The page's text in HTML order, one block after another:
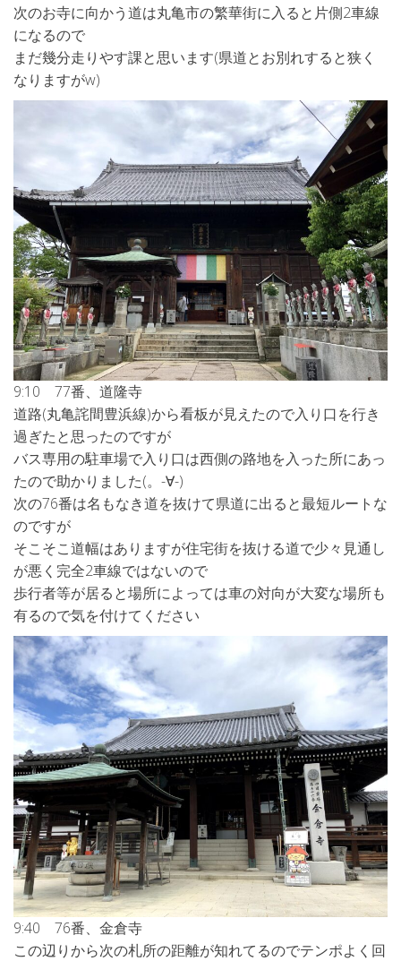
次のお寺に向かう道は丸亀市の繁華街に入ると片側2車線
になるので
まだ幾分走りやす課と思います(県道とお別れすると狭く
なりますがw)
9:10 77番、道隆寺
道路(丸亀詫間豊浜線)から看板が見えたので入り口を行き
過ぎたと思ったのですが
バス専用の駐車場で入り口は西側の路地を入った所にあっ
たので助かりました(。-∀-)
次の76番は名もなき道を抜けて県道に出ると最短ルートな
のですが
そこそこ道幅はありますが住宅街を抜ける道で少々見通し
が悪く完全2車線ではないので
歩行者等が居ると場所によっては車の対向が大変な場所も
有るので気を付けてください
9:40 76番、金倉寺
この辺りから次の札所の距離が知れてるのでテンポよく回